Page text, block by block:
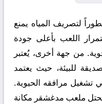
لتصريف المياه يمنع
اللعب بأعلى جودة
من جهة أخرى، يُعتبر
للبيئة، حيث يعتمد
تشغيل مرافقه الحيوية.
يحتل ملعب مدغشقر مكانة